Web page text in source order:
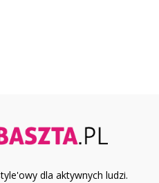
dla aktywnych ludzi.